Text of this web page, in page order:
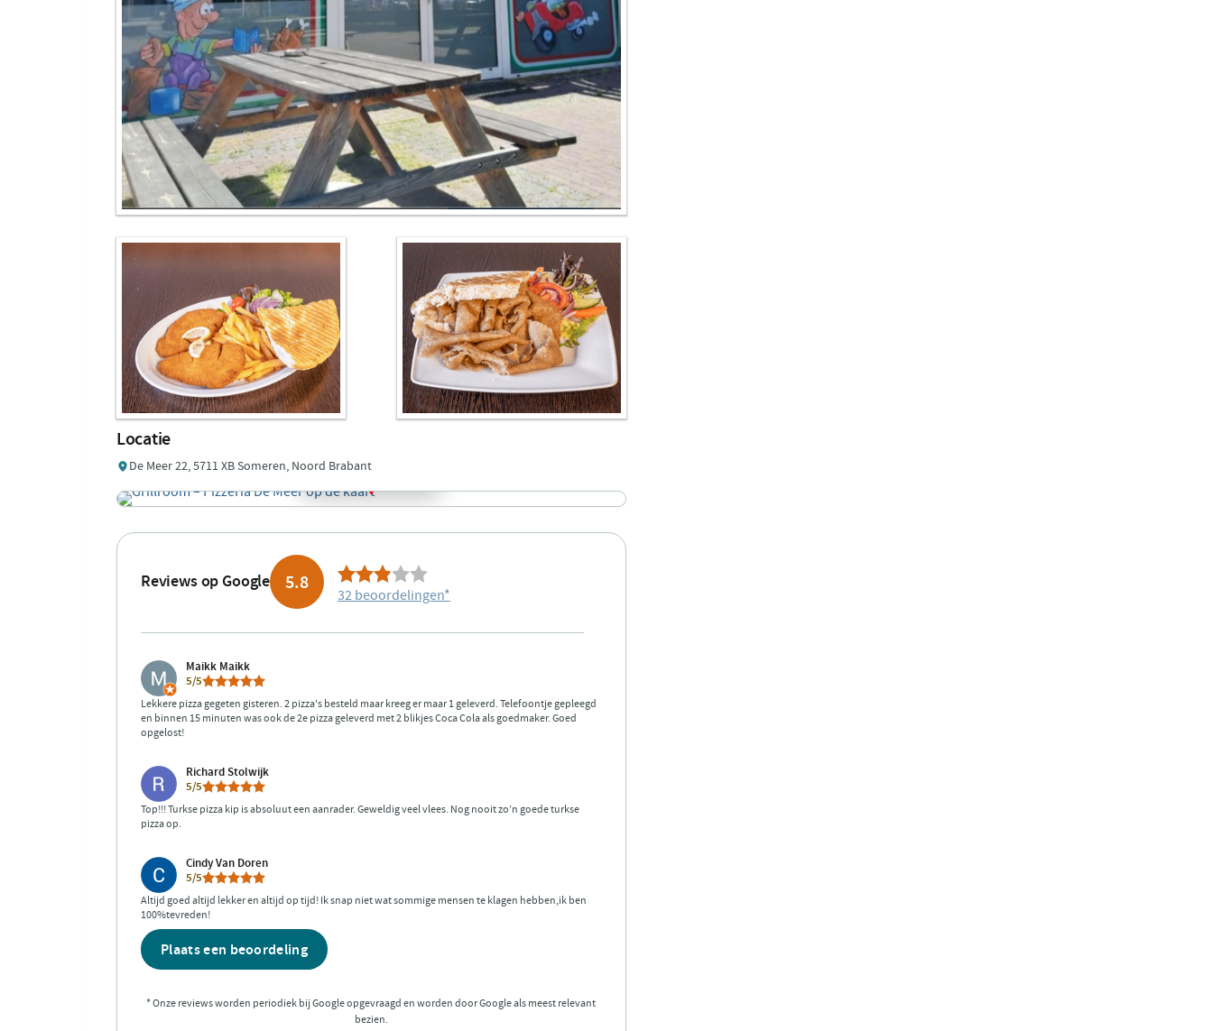
Locatie
De Meer 22, 5711 XB Someren, Noord Brabant
Reviews op Google 5.8
32 beoordelingen*
Maikk Maikk
5/5
Lekkere pizza gegeten gisteren. 2 pizza's besteld maar kreeg er maar 1 geleverd. Telefoontje gepleegd
en binnen 15 minuten was ook de 2e pizza geleverd met 2 blikjes Coca Cola als goedmaker. Goed
opgelost!
Richard Stolwijk
5/5
Top!!! Turkse pizza kip is absoluut een aanrader. Geweldig veel vlees. Nog nooit zo’n goede turkse
pizza op.
Cindy Van Doren
5/5
Altijd goed altijd lekker en altijd op tijd! Ik snap niet wat sommige mensen te klagen hebben,ik ben
100%tevreden!
Plaats een beoordeling
* Onze reviews worden periodiek bij Google opgevraagd en worden door Google als meest relevant
bezien.